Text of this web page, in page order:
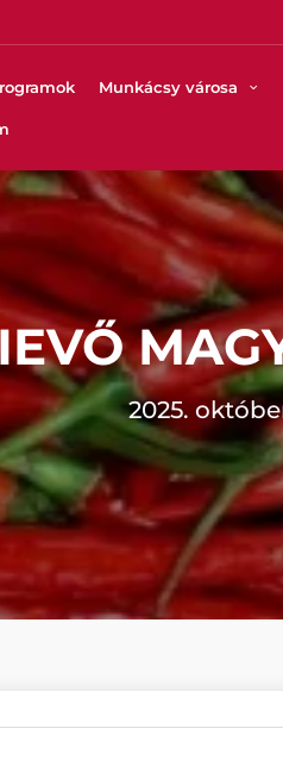
Munkácsy városa
2025.